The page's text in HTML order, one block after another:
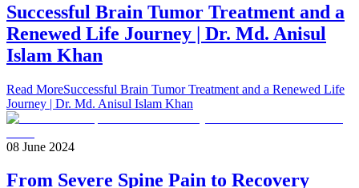
Successful Brain Tumor Treatment and a
Renewed Life Journey | Dr. Md. Anisul
Islam Khan
Read MoreSuccessful Brain Tumor Treatment and a Renewed Life
Journey | Dr. Md. Anisul Islam Khan
08 June 2024
From Severe Spine Pain to Recovery